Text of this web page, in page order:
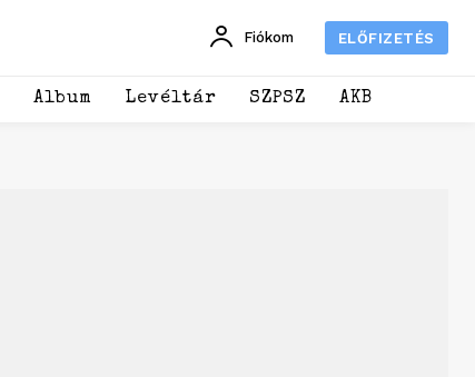
Fiókom ELŐFIZETÉS
Album Levéltár SZPSZ AKB